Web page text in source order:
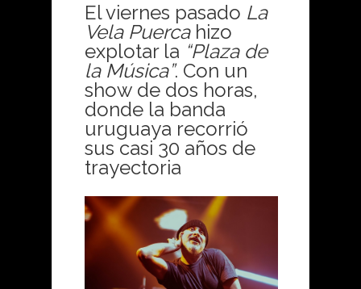
El viernes pasado La
Vela Puercahizo
explotar la “Plaza de
la Música”. Con un
show de dos horas,
donde la banda
uruguaya recorrió
sus casi 30 años de
trayectoria